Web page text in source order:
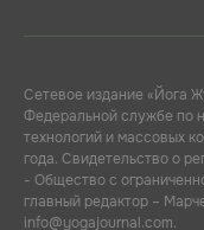
Сетевое издание «Йога
Федеральной службе по
технологий и массовых
года. Свидетельство о
- Общество с
главный редактор –
info@yogajournal.com.